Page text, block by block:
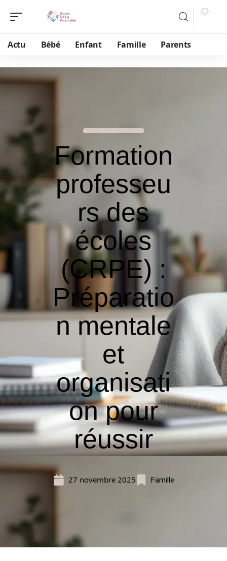
Actu Bébé Enfant Famille Parents
Formation
professeu
rs des
écoles
(CRPE) :
Préparatio
n mentale
et
organisati
on pour
réussir
27 novembre 2025 Famille